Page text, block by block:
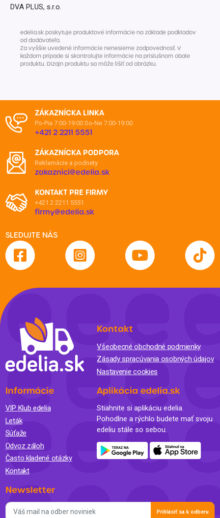
DVA PLUS, s.r.o.
edelia.sk poskytuje produktové informácie na základe podkladov
od dodávateľa.
Za vyššie uvedené informácie nenesieme zodpovednosť. V
každom prípade si skontrolujte informácie na príslušnom obale
produktu. Dizajn produktu sa môže líšiť od obrázku.
ZÁKAZNÍCKA LINKA
Po-Pia 7:00-19:00 So-Ne 7:00-19:00
+421 2 2211 5551
ZÁKAZNÍCKA PODPORA
Reklamácie a podnety
zakaznici@edelia.sk
KONTAKT PRE FIRMY
+421 2 2211 5551
firmy@edelia.sk
SLEDUJTE NÁS
Kontakt
Všeobecné obchodné podmienky
Zásady spracúvania osobných údajov
Nastavenie cookies
Informácie
VIP Klub edelia
Leták
Súťaže
Odvoz záloh
Často kladené otázky
Kontakt
Aplikácia edelia.sk
Stiahnite si aplikáciu edelia.
Pohodlne a rýchlo budete mať svoju
edeliu stále so sebou.
Newsletter
Prihlásiť sa k odberu